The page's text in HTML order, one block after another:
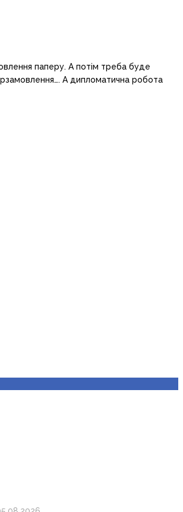
паперу. А потім треба буде
А дипломатична робота